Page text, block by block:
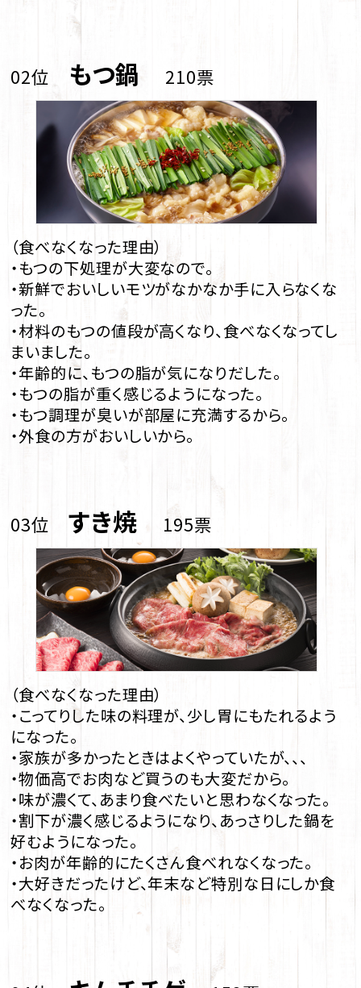
02位 もつ鍋 210票
（食べなくなった理由）
・もつの下処理が大変なので。
・新鮮でおいしいモツがなかなか手に入らなくな
った。
・材料のもつの値段が高くなり、食べなくなってし
まいました。
・年齢的に、もつの脂が気になりだした。
・もつの脂が重く感じるようになった。
・もつ調理が臭いが部屋に充満するから。
・外食の方がおいしいから。
03位 すき焼 195票
（食べなくなった理由）
・こってりした味の料理が、少し胃にもたれるよう
になった。
・家族が多かったときはよくやっていたが、、、
・物価高でお肉など買うのも大変だから。
・味が濃くて、あまり食べたいと思わなくなった。
・割下が濃く感じるようになり、あっさりした鍋を
好むようになった。
・お肉が年齢的にたくさん食べれなくなった。
・大好きだったけど、年末など特別な日にしか食
べなくなった。